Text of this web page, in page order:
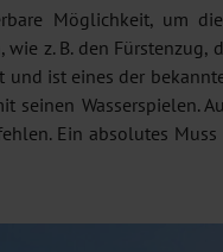
Möglichkeit, um
wie z. B. den
ist eines der
seinen Wasserspielen.
Ein absolutes